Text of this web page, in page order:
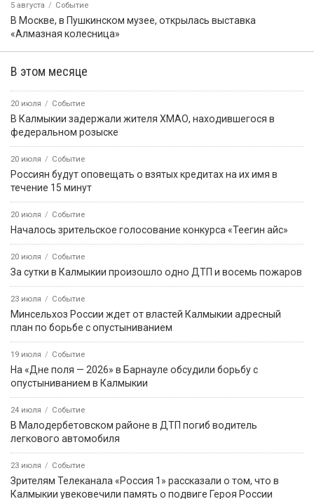
5 августа Событие
В Москве, в Пушкинском музее, открылась выставка
«Алмазная колесница»
В этом месяце
20 июля Событие
В Калмыкии задержали жителя ХМАО, находившегося в
федеральном розыске
20 июля Событие
Россиян будут оповещать о взятых кредитах на их имя в
течение 15 минут
20 июля Событие
Началось зрительское голосование конкурса «Теегин айс»
20 июля Событие
За сутки в Калмыкии произошло одно ДТП и восемь пожаров
23 июля Событие
Минсельхоз России ждет от властей Калмыкии адресный
план по борьбе с опустыниванием
19 июля Событие
На «Дне поля — 2026» в Барнауле обсудили борьбу с
опустыниванием в Калмыкии
24 июля Событие
В Малодербетовском районе в ДТП погиб водитель
легкового автомобиля
23 июля Событие
Зрителям Телеканала «Россия 1» рассказали о том, что в
Калмыкии увековечили память о подвиге Героя России